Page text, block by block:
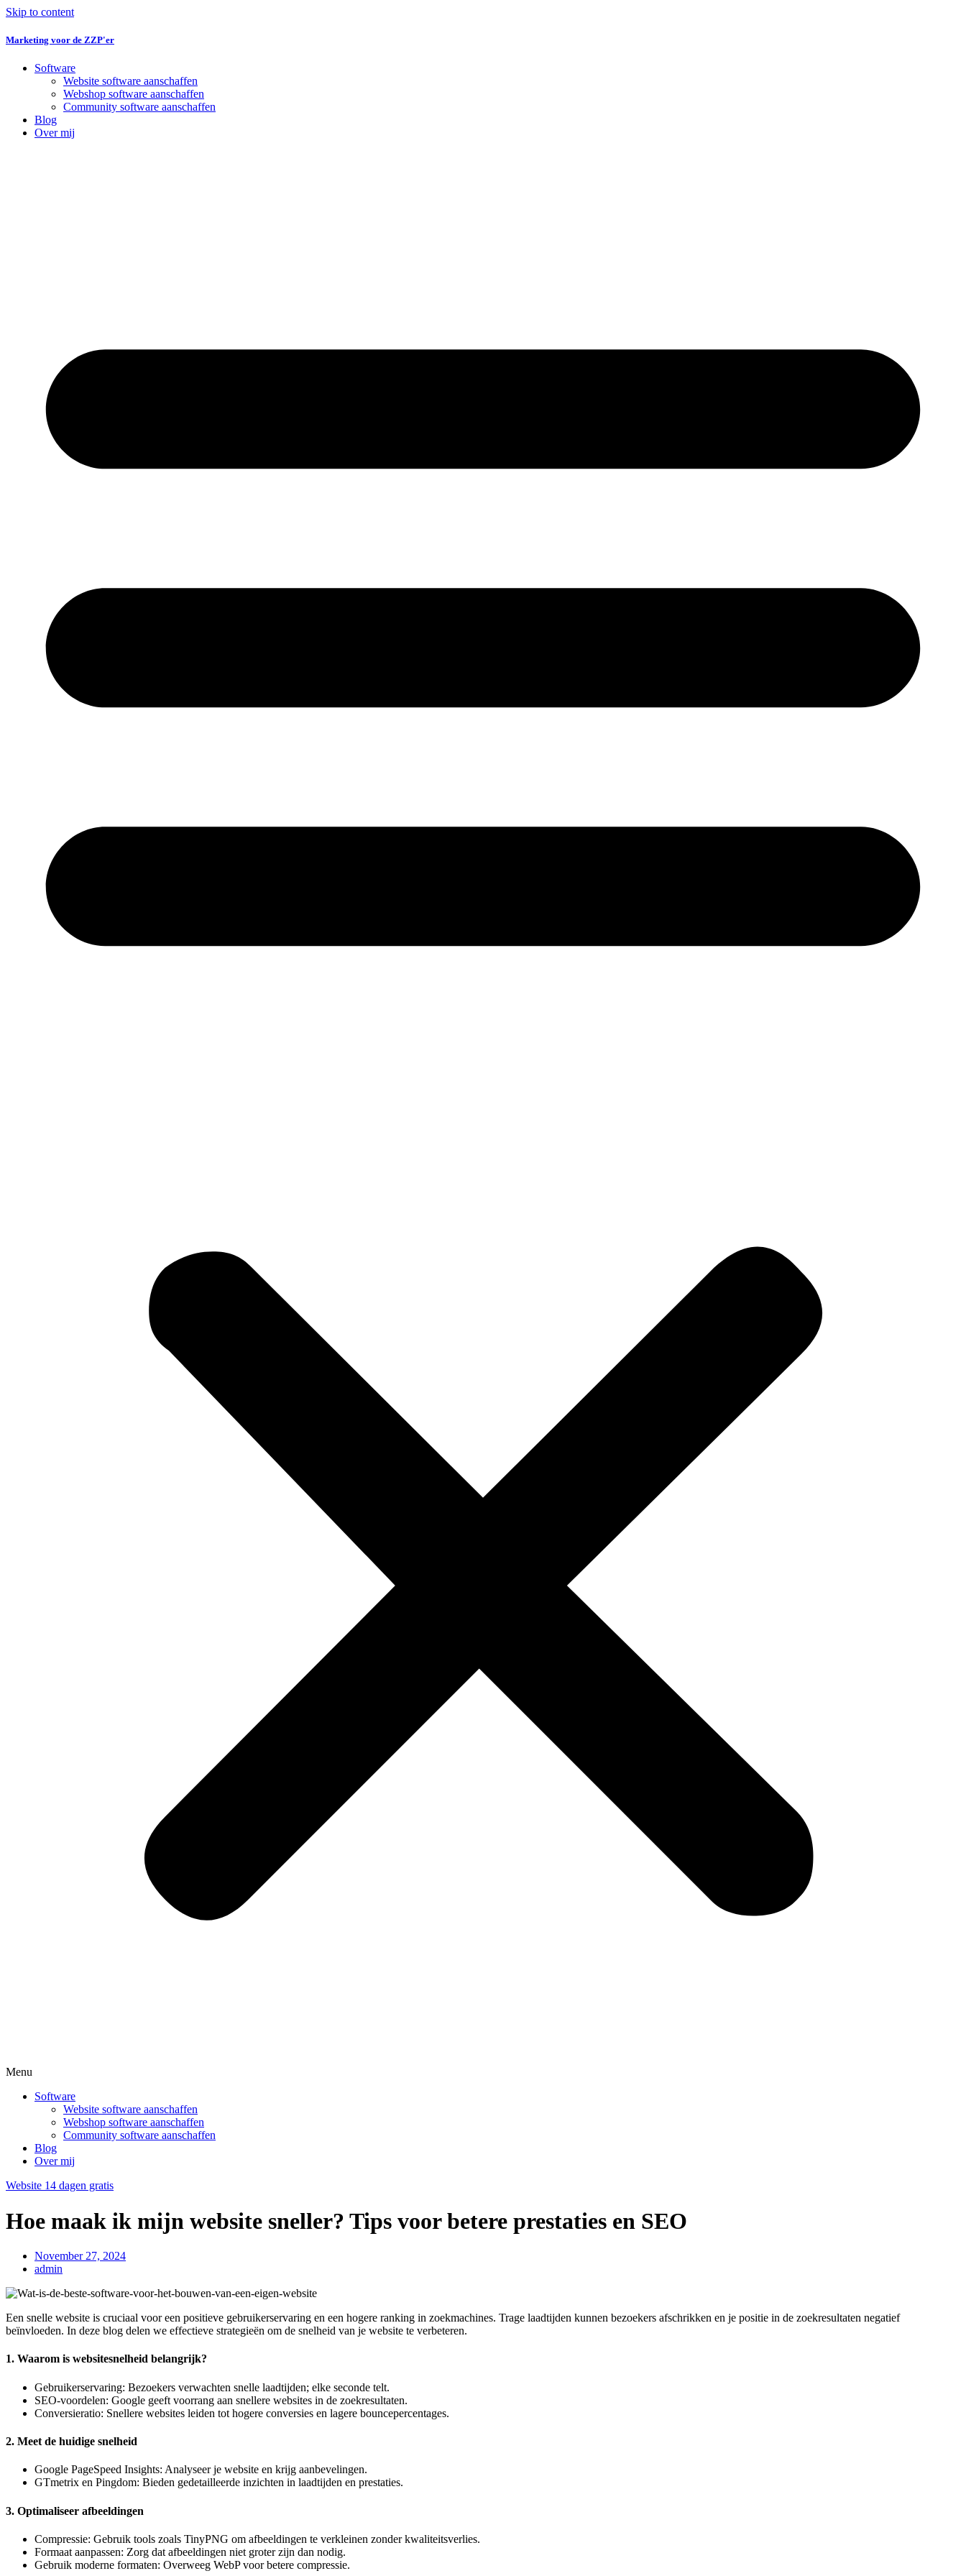
Skip to content
Marketing voor de ZZP'er
Software
Website software aanschaffen
Webshop software aanschaffen
Community software aanschaffen
Blog
Over mij
Menu
Software
Website software aanschaffen
Webshop software aanschaffen
Community software aanschaffen
Blog
Over mij
Website 14 dagen gratis
Hoe maak ik mijn website sneller? Tips voor betere prestaties en SEO
November 27, 2024
admin
Een snelle website is cruciaal voor een positieve gebruikerservaring en een hogere ranking in zoekmachines. Trage laadtijden kunnen bezoekers afschrikken en je positie in de zoekresultaten negatief
beïnvloeden. In deze blog delen we effectieve strategieën om de snelheid van je website te verbeteren.
1. Waarom is websitesnelheid belangrijk?
Gebruikerservaring: Bezoekers verwachten snelle laadtijden; elke seconde telt.
SEO-voordelen: Google geeft voorrang aan snellere websites in de zoekresultaten.
Conversieratio: Snellere websites leiden tot hogere conversies en lagere bouncepercentages.
2. Meet de huidige snelheid
Google PageSpeed Insights: Analyseer je website en krijg aanbevelingen.
GTmetrix en Pingdom: Bieden gedetailleerde inzichten in laadtijden en prestaties.
3. Optimaliseer afbeeldingen
Compressie: Gebruik tools zoals TinyPNG om afbeeldingen te verkleinen zonder kwaliteitsverlies.
Formaat aanpassen: Zorg dat afbeeldingen niet groter zijn dan nodig.
Gebruik moderne formaten: Overweeg WebP voor betere compressie.